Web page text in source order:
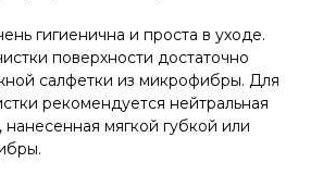
гигиенична и проста в уходе.
поверхности достаточно
салфетки из микрофибры. Для
рекомендуется нейтральная
мягкой губкой или